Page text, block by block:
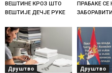
ВЕШТИНЕ КРОЗ ШТО
ВЕШТИЈЕ ДЕЧЈЕ РУКЕ
ПРАБАКЕ СЕ
ЗАБОРАВИТИ
Друштво Друштво